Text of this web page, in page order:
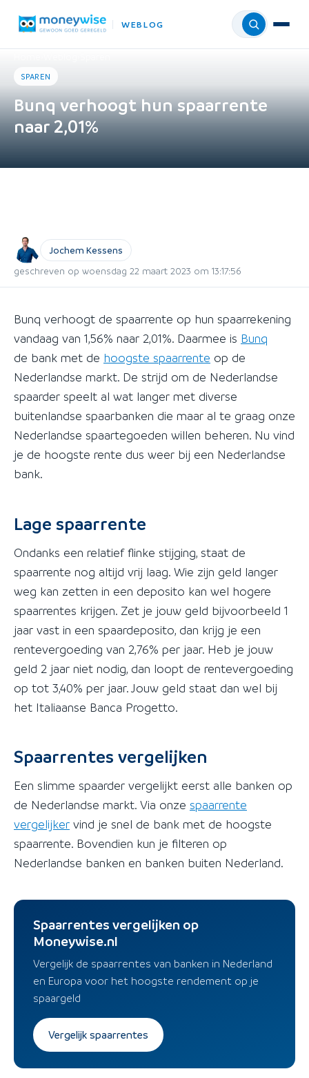
WEBLOG Menu
SPAREN
Bunq verhoogt hun spaarrente
naar 2,01%
Jochem Kessens
geschreven op woensdag 22 maart 2023 om 13:17:56
Bunq verhoogt de spaarrente op hun spaarrekening
vandaag van 1,56% naar 2,01%. Daarmee is Bunq
de bank met de hoogste spaarrente op de
Nederlandse markt. De strijd om de Nederlandse
spaarder speelt al wat langer met diverse
buitenlandse spaarbanken die maar al te graag onze
Nederlandse spaartegoeden willen beheren. Nu vind
je de hoogste rente dus weer bij een Nederlandse
bank.
Lage spaarrente
Ondanks een relatief flinke stijging, staat de
spaarrente nog altijd vrij laag. Wie zijn geld langer
weg kan zetten in een deposito kan wel hogere
spaarrentes krijgen. Zet je jouw geld bijvoorbeeld 1
jaar vast in een spaardeposito, dan krijg je een
rentevergoeding van 2,76% per jaar. Heb je jouw
geld 2 jaar niet nodig, dan loopt de rentevergoeding
op tot 3,40% per jaar. Jouw geld staat dan wel bij
het Italiaanse Banca Progetto.
Spaarrentes vergelijken
Een slimme spaarder vergelijkt eerst alle banken op
de Nederlandse markt. Via onze spaarrente
vergelijker vind je snel de bank met de hoogste
spaarrente. Bovendien kun je filteren op
Nederlandse banken en banken buiten Nederland.
Spaarrentes vergelijken op
Moneywise.nl
Vergelijk de spaarrentes van banken in Nederland
en Europa voor het hoogste rendement op je
spaargeld
Vergelijk spaarrentes